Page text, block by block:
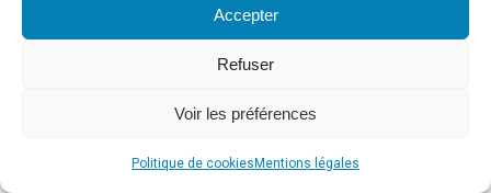
Accepter
Refuser
Voir les préférences
Politique de cookies Mentions légales
© Agence Communication Support [ Agence CS ] - Conseil en
menu_principal